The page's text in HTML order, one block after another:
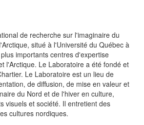
de recherche sur l'imaginaire du
situé à l'Université du Québec à
importants centres d'expertise
l'Arctique. Le Laboratoire a été fondé et
Le Laboratoire est un lieu de
de diffusion, de mise en valeur et
du Nord et de l'hiver en culture,
visuels et société. Il entretient des
cultures nordiques.